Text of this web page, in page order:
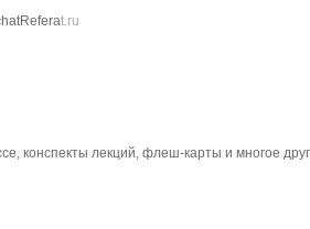
t.ru
конспекты лекций, флеш-карты и многое